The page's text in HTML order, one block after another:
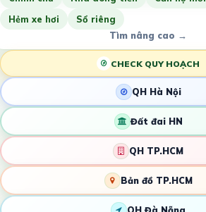
Hẻm xe hơi
Sổ riêng
Tìm nâng cao →
CHECK QUY HOẠCH
QH Hà Nội
Đất đai HN
QH TP.HCM
Bản đồ TP.HCM